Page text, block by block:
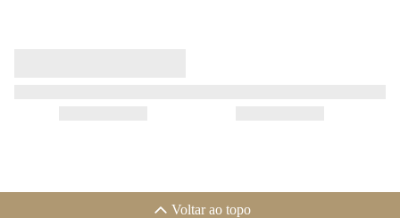
Voltar ao topo